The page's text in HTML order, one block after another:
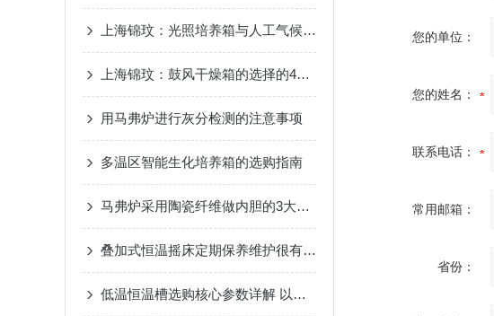
上海锦玟：光照培养箱与人工气候箱的异同
上海锦玟：鼓风干燥箱的选择的4个注意事项
用马弗炉进行灰分检测的注意事项
多温区智能生化培养箱的选购指南
马弗炉采用陶瓷纤维做内胆的3大好处
叠加式恒温摇床定期保养维护很有必要
低温恒温槽选购核心参数详解 以上海锦玟仪器为例
您的单位：
您的姓名：
联系电话：
常用邮箱：
省份：